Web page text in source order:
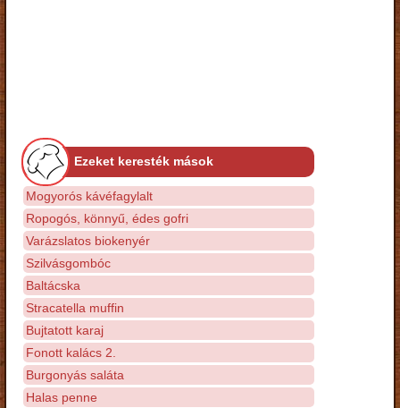
Ezeket keresték mások
Mogyorós kávéfagylalt
Ropogós, könnyű, édes gofri
Varázslatos biokenyér
Szilvásgombóc
Baltácska
Stracatella muffin
Bujtatott karaj
Fonott kalács 2.
Burgonyás saláta
Halas penne